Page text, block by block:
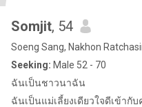
Somjit, 54
Soeng Sang, Nakhon
Seeking: Male 52 - 70
ฉันเป็นชาวนาฉัน
ฉันเป็นแม่เลี้ยงเดียวใจดีเข้ากั